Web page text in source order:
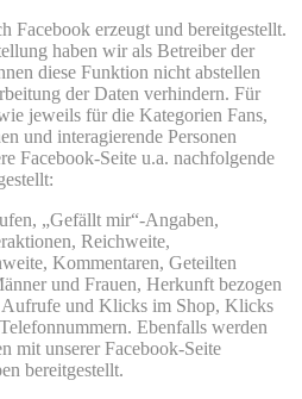
Facebook erzeugt und bereitgestellt.
haben wir als Betreiber der
diese Funktion nicht abstellen
der Daten verhindern. Für
jeweils für die Kategorien Fans,
und interagierende Personen
Facebook-Seite u.a. nachfolgende
„Gefällt mir“-Angaben,
Reichweite,
Kommentaren, Geteilten
und Frauen, Herkunft bezogen
Aufrufe und Klicks im Shop, Klicks
Ebenfalls werden
mit unserer Facebook-Seite
bereitgestellt.